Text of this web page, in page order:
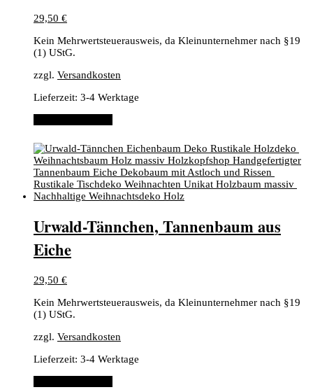
29,50 €
Kein Mehrwertsteuerausweis, da Kleinunternehmer nach §19
(1) UStG.
zzgl. Versandkosten
Lieferzeit: 3-4 Werktage
​Urwald-Tännchen, ​Tannenbaum aus
Eiche
29,50 €
Kein Mehrwertsteuerausweis, da Kleinunternehmer nach §19
(1) UStG.
zzgl. Versandkosten
Lieferzeit: 3-4 Werktage